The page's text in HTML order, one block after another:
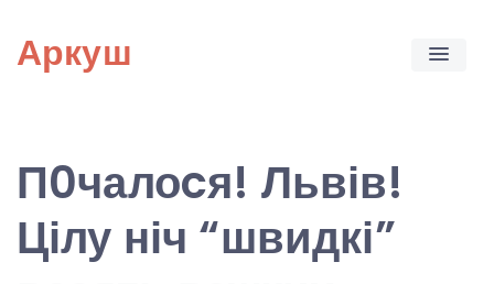
content
Аркуш
П0чалоcя! Львів!
Цілу ніч “швидкі”